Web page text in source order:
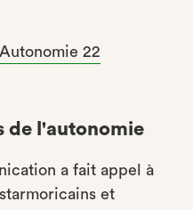
22
de l'autonomie
a fait appel à
et